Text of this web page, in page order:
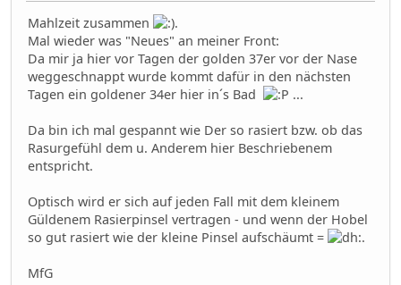
Mahlzeit zusammen
.
Mal wieder was "Neues" an meiner Front:
Da mir ja hier vor Tagen der golden 37er vor der Nase
weggeschnappt wurde kommt dafür in den nächsten
Tagen ein goldener 34er hier in´s Bad
...
Da bin ich mal gespannt wie Der so rasiert bzw. ob das
Rasurgefühl dem u. Anderem hier Beschriebenem
entspricht.
Optisch wird er sich auf jeden Fall mit dem kleinem
Güldenem Rasierpinsel vertragen - und wenn der Hobel
so gut rasiert wie der kleine Pinsel aufschäumt =
.
MfG